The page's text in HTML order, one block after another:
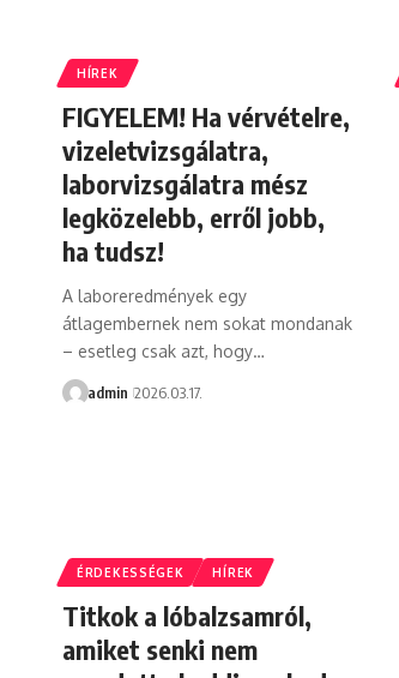
HÍREK
FIGYELEM! Ha vérvételre,
vizeletvizsgálatra,
laborvizsgálatra mész
legközelebb, erről jobb,
ha tudsz!
A laboreredmények egy
átlagembernek nem sokat mondanak
– esetleg csak azt, hogy…
admin 2026.03.17.
ÉRDEKESSÉGEK HÍREK
Titkok a lóbalzsamról,
amiket senki nem